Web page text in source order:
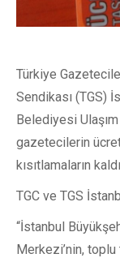
Türkiye
Sendikası (TGS)
Belediyesi
gazetecilerin
kısıtlamaların
TGC ve TGS
“İstanbul
Merkezi’nin,